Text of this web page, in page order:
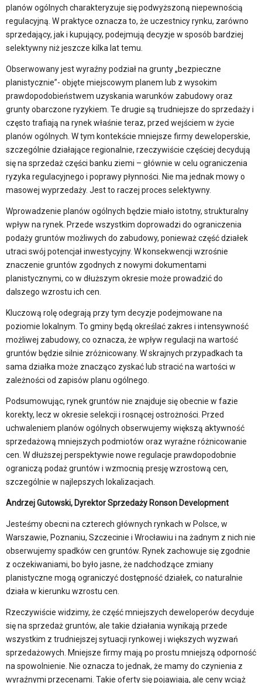
planów ogólnych charakteryzuje się podwyższoną niepewnością
regulacyjną. W praktyce oznacza to, że uczestnicy rynku, zarówno
sprzedający, jak i kupujący, podejmują decyzje w sposób bardziej
selektywny niż jeszcze kilka lat temu.
Obserwowany jest wyraźny podział na grunty „bezpieczne
planistycznie”- objęte miejscowym planem lub z wysokim
prawdopodobieństwem uzyskania warunków zabudowy oraz
grunty obarczone ryzykiem. Te drugie są trudniejsze do sprzedaży i
często trafiają na rynek właśnie teraz, przed wejściem w życie
planów ogólnych. W tym kontekście mniejsze firmy deweloperskie,
szczególnie działające regionalnie, rzeczywiście częściej decydują
się na sprzedaż części banku ziemi – głównie w celu ograniczenia
ryzyka regulacyjnego i poprawy płynności. Nie ma jednak mowy o
masowej wyprzedaży. Jest to raczej proces selektywny.
Wprowadzenie planów ogólnych będzie miało istotny, strukturalny
wpływ na rynek. Przede wszystkim doprowadzi do ograniczenia
podaży gruntów możliwych do zabudowy, ponieważ część działek
utraci swój potencjał inwestycyjny. W konsekwencji wzrośnie
znaczenie gruntów zgodnych z nowymi dokumentami
planistycznymi, co w dłuższym okresie może prowadzić do
dalszego wzrostu ich cen.
Kluczową rolę odegrają przy tym decyzje podejmowane na
poziomie lokalnym. To gminy będą określać zakres i intensywność
możliwej zabudowy, co oznacza, że wpływ regulacji na wartość
gruntów będzie silnie zróżnicowany. W skrajnych przypadkach ta
sama działka może znacząco zyskać lub stracić na wartości w
zależności od zapisów planu ogólnego.
Podsumowując, rynek gruntów nie znajduje się obecnie w fazie
korekty, lecz w okresie selekcji i rosnącej ostrożności. Przed
uchwaleniem planów ogólnych obserwujemy większą aktywność
sprzedażową mniejszych podmiotów oraz wyraźne różnicowanie
cen. W dłuższej perspektywie nowe regulacje prawdopodobnie
ograniczą podaż gruntów i wzmocnią presję wzrostową cen,
szczególnie w najlepszych lokalizacjach.
Andrzej Gutowski, Dyrektor Sprzedaży Ronson Development
Jesteśmy obecni na czterech głównych rynkach w Polsce, w
Warszawie, Poznaniu, Szczecinie i Wrocławiu i na żadnym z nich nie
obserwujemy spadków cen gruntów. Rynek zachowuje się zgodnie
z oczekiwaniami, bo było jasne, że nadchodzące zmiany
planistyczne mogą ograniczyć dostępność działek, co naturalnie
działa w kierunku wzrostu cen.
Rzeczywiście widzimy, że część mniejszych deweloperów decyduje
się na sprzedaż gruntów, ale takie działania wynikają przede
wszystkim z trudniejszej sytuacji rynkowej i większych wyzwań
sprzedażowych. Mniejsze firmy mają po prostu mniejszą odporność
na spowolnienie. Nie oznacza to jednak, że mamy do czynienia z
wyraźnymi przecenami. Takie oferty się pojawiają, ale ceny wciąż